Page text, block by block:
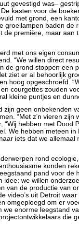
gevestigd was–
kasten voor de
met grond, een
groeilampen baden de
de première, maar aan
met ons eigen
“We willen direct
de grond stoppen een
ziet er al behoorlijk
hoog opgeschroefd.
courgettes zouden
kleine puntjes en
zijn geen onbekenden
“Met z’n vieren zijn
“Wij hebben met Dood
We hebben meteen in
iets dat we allemaal
rond
konden
pand voor de
idee: we willen
van de productie van
video’s uit Detroit
omgeploegd om er
we enorme leegstand
die